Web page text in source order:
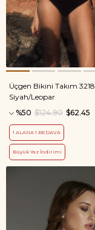
Üçgen Bikini Takım 3218
Siyah/Leopar
%50
$62.45
$124.90
1 ALANA 1 BEDAVA
Büyük Yaz İndirimi